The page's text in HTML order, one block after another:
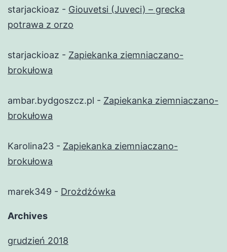
starjackioaz - Giouvetsi (Juveci) – grecka
potrawa z orzo
starjackioaz - Zapiekanka ziemniaczano-
brokułowa
ambar.bydgoszcz.pl - Zapiekanka ziemniaczano-
brokułowa
Karolina23 - Zapiekanka ziemniaczano-
brokułowa
marek349 - Drożdżówka
Archives
grudzień 2018